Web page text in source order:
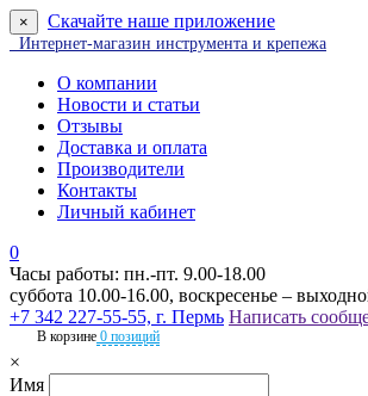
× Скачайте наше приложение
Интернет-магазин инструмента и крепежа
О компании
Новости и статьи
Отзывы
Доставка и оплата
Производители
Контакты
Личный кабинет
0
Часы работы: пн.-пт. 9.00-18.00
суббота 10.00-16.00, воскресенье –
+7 342 227-55-55, г. Пермь Написать
В корзине 0 позиций
×
Имя